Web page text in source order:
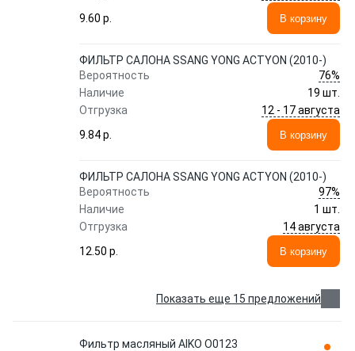
9.60 p.
В корзину
ФИЛЬТР САЛОНА SSANG YONG ACTYON (2010-)
Вероятность
76%
Наличие
19 шт.
Отгрузка
12 - 17 августа
9.84 p.
В корзину
ФИЛЬТР САЛОНА SSANG YONG ACTYON (2010-)
Вероятность
97%
Наличие
1 шт.
Отгрузка
14 августа
12.50 p.
В корзину
Показать еще 15 предложений
Фильтр масляный AIKO O0123